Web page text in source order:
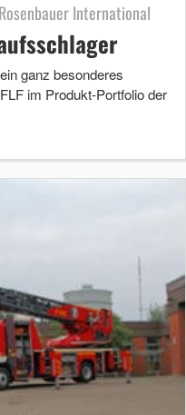
International
ganz besonderes
im Produkt-Portfolio der